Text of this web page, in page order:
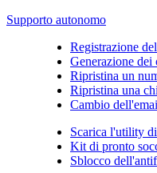
Supporto autonomo
Registrazione
Generazione
Ripristina un
Ripristina una
Cambio
Scarica l'utility
Kit di pronto
Sblocco